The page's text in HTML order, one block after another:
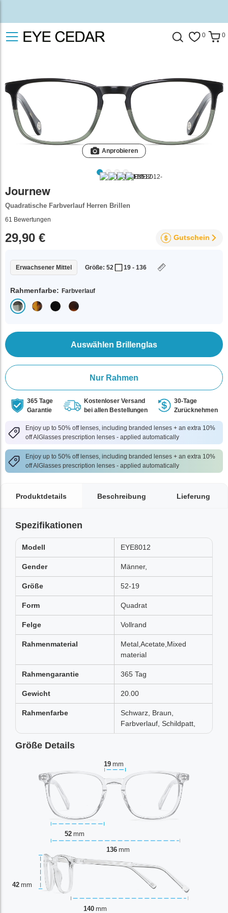
0 0
Anprobieren
Journew
Quadratische Farbverlauf Herren Brillen
61 Bewertungen
29,90 € Gutschein
Erwachsener Mittel Größe: 52 19 - 136
Rahmenfarbe: Farbverlauf
Auswählen Brillenglas
Nur Rahmen
365 Tage
Garantie
Kostenloser Versand
bei allen Bestellungen
30-Tage
Zurücknehmen
Enjoy up to 50% off lenses, including branded lenses + an extra 10%
off AlGlasses prescription lenses - applied automatically
Enjoy up to 50% off lenses, including branded lenses + an extra 10%
off AlGlasses prescription lenses - applied automatically
Produktdetails Beschreibung Lieferung
Spezifikationen
Modell EYE8012
Gender Männer,
Größe 52-19
Form Quadrat
Felge Vollrand
Rahmenmaterial
Metal,Acetate,Mixed
material
Rahmengarantie 365 Tag
Gewicht 20.00
Rahmenfarbe
Schwarz, Braun,
Farbverlauf, Schildpatt,
Größe Details
19 mm
52 mm
42 mm
136 mm
140 mm